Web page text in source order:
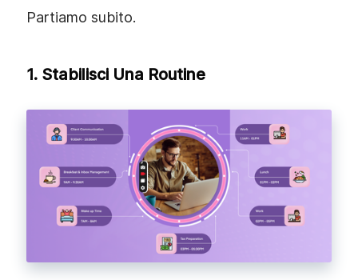
Partiamo subito.
1. Stabilisci Una Routine